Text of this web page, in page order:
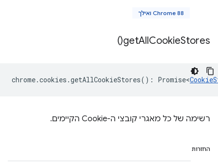
Chrome 88 ואילך
getAllCookieStores(
)
chrome.cookies .getAllCookieStores() : Promise<
רשימה של כל מאגרי קובצי ה-Cookie הקיימים.
החזרות